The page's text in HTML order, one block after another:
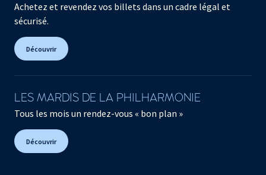
Achetez et revendez vos billets dans un cadre légal et
sécurisé.
Découvrir
LES MARDIS DE LA PHILHARMONIE
Tous les mois un rendez-vous « bon plan »
Découvrir